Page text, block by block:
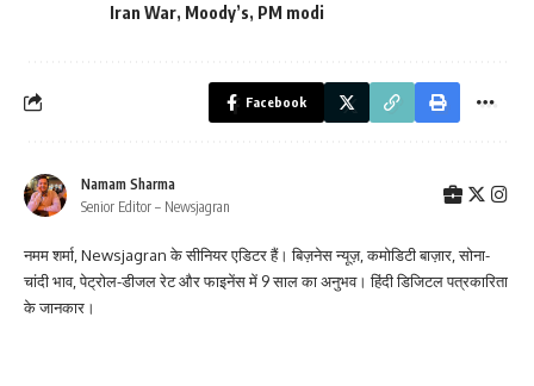
Iran War, Moody’s, PM modi
Facebook
Namam Sharma
Senior Editor – Newsjagran
नमम शर्मा, Newsjagran के सीनियर एडिटर हैं। बिज़नेस न्यूज़, कमोडिटी बाज़ार, सोना-
चांदी भाव, पेट्रोल-डीजल रेट और फाइनेंस में 9 साल का अनुभव। हिंदी डिजिटल पत्रकारिता
के जानकार।